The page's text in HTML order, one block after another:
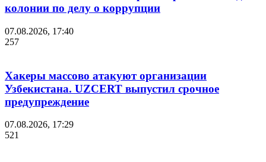
колонии по делу о коррупции
07.08.2026, 17:40
257
Хакеры массово атакуют организации
Узбекистана. UZCERT выпустил срочное
предупреждение
07.08.2026, 17:29
521